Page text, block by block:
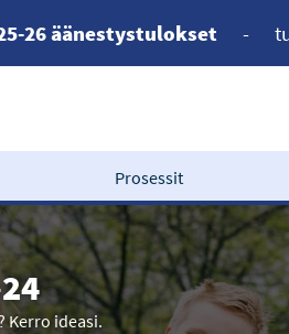
26 äänestystulokset -
Prosessit
Kerro ideasi.